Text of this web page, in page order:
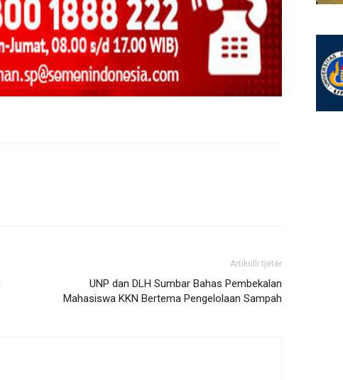
Artikulli tjetër
UNP dan DLH Sumbar Bahas Pembekalan
Mahasiswa KKN Bertema Pengelolaan Sampah